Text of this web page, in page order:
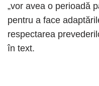
„vor avea o perioadă
pentru a face
respectarea
în text.